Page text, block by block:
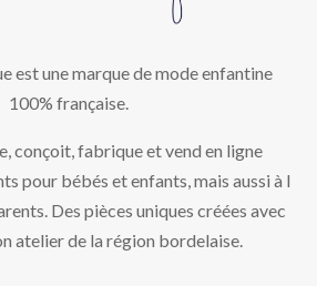
est une marque de mode enfantine
100% française.
conçoit, fabrique et vend en ligne
pour bébés et enfants, mais aussi à l
Des pièces uniques créées avec
atelier de la région bordelaise.